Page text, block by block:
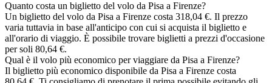
Quanto costa un biglietto del volo da Pisa a Firenze?
Un biglietto del volo da Pisa a Firenze costa 318,04 €. Il prezzo
varia tuttavia in base all'anticipo con cui si acquista il biglietto e
all'orario di viaggio. È possibile trovare biglietti a prezzi d'occasione
per soli 80,64 €.
Qual è il volo più economico per viaggiare da Pisa a Firenze?
Il biglietto più economico disponibile da Pisa a Firenze costa